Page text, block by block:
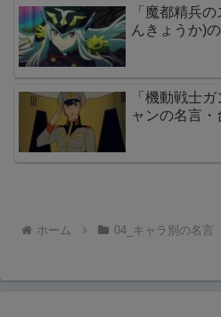
「魔都精兵
んきょうか)
「機動戦士
ャンの名言・
ホーム 04_キャラ別の名言